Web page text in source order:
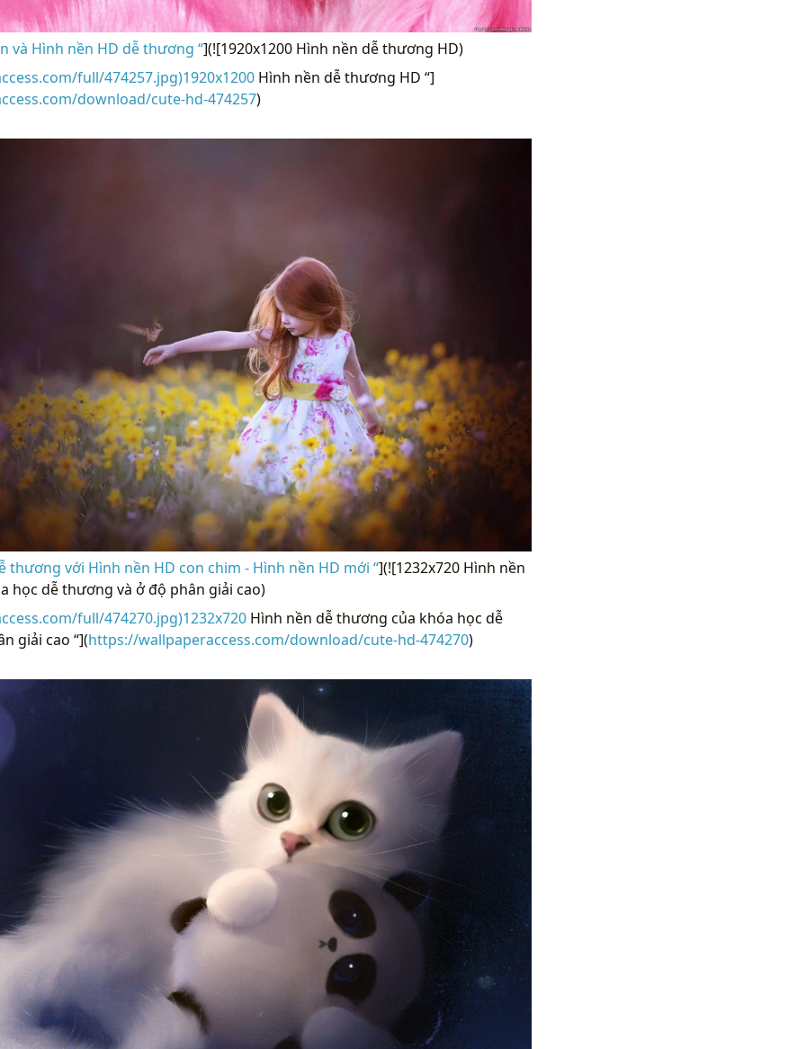
và Hình nền HD dễ thương “](![1920x1200 Hình nền dễ thương HD)
full/474257.jpg)1920x1200Hình nền dễ thương HD “]
download/cute-hd-474257)
thương với Hình nền HD con chim - Hình nền HD mới “](![1232x720 Hình nền
học dễ thương và ở độ phân giải cao)
full/474270.jpg)1232x720Hình nền dễ thương của khóa học dễ
giải cao “](https://wallpaperaccess.com/download/cute-hd-474270)